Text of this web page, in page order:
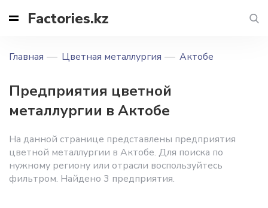
Factories.kz
Главная Цветная металлургия Актобе
Предприятия цветной
металлургии в Актобе
На данной странице представлены предприятия
цветной металлургии в Актобе. Для поиска по
нужному региону или отрасли воспользуйтесь
фильтром. Найдено 3 предприятия.